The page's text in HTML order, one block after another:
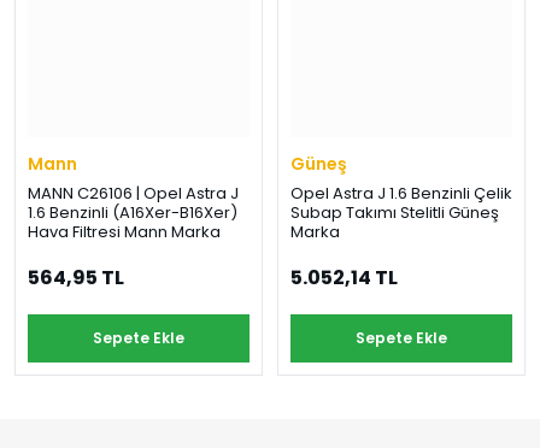
Mann
MANN C26106 | Opel Astra J
1.6 Benzinli (A16Xer-B16Xer)
Hava Filtresi Mann Marka
564,95 TL
Sepete Ekle
Güneş
Opel Astra J 1.6 Benzinli Çelik
Subap Takımı Stelitli Güneş
Marka
5.052,14 TL
Sepete Ekle